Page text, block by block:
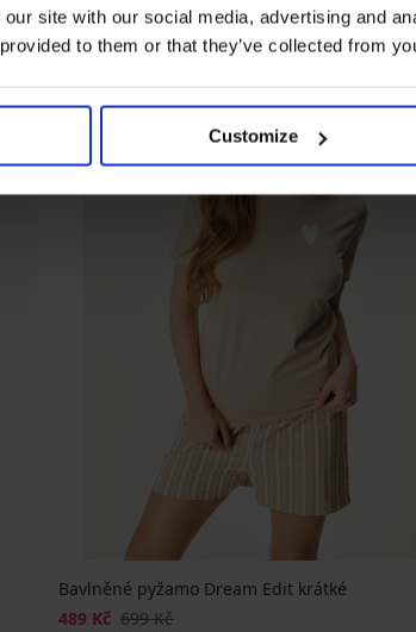
site with our social media, advertising and
to them or that they’ve collected from
Customize
Bavlněné pyžamo Dream Edit krátké
489 Kč 699 Kč